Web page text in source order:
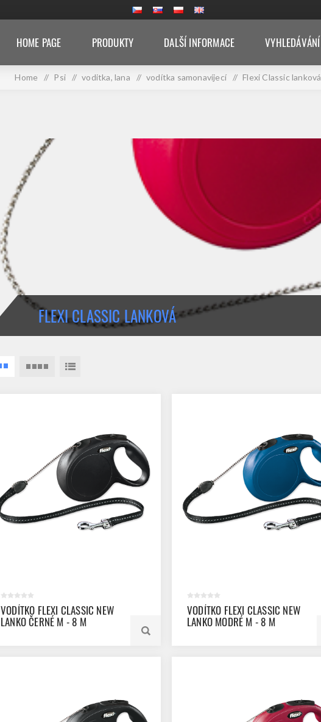
HOME PAGE PRODUKTY DALŠÍ INFORMACE VYHLEDÁVÁNÍ
Home / Psi / voditka, lana / vodítka samonavíjecí / Flexi Classic lanková
FLEXI CLASSIC LANKOVÁ
VODÍTKO FLEXI CLASSIC NEW
LANKO ČERNÉ M - 8 M
VODÍTKO FLEXI CLASSIC NEW
LANKO MODRÉ M - 8 M